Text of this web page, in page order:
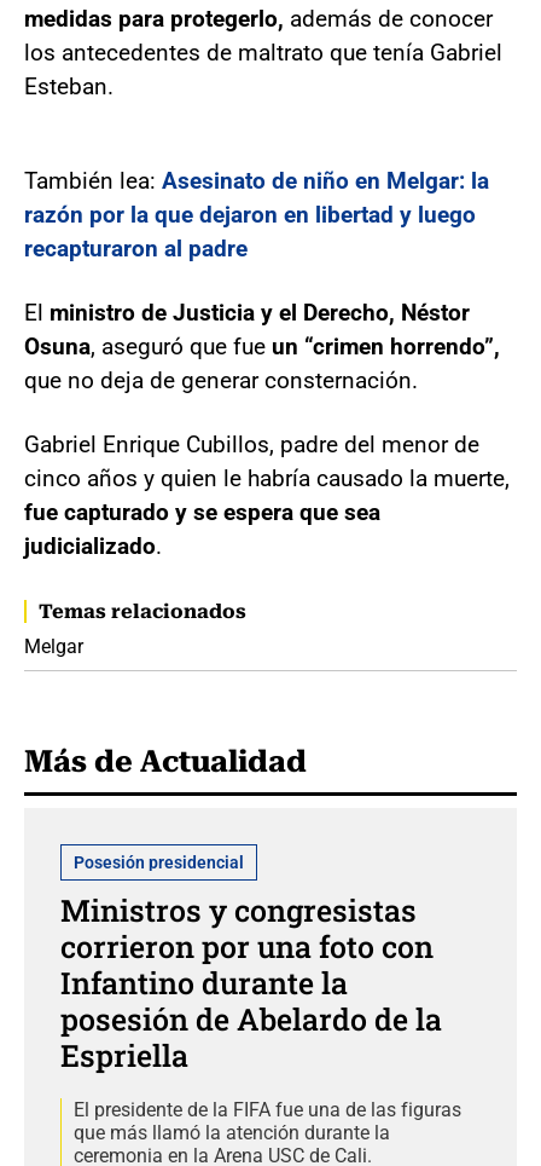
medidas para protegerlo, además de conocer
los antecedentes de maltrato que tenía Gabriel
Esteban.
También lea: Asesinato de niño en Melgar: la
razón por la que dejaron en libertad y luego
recapturaron al padre
El ministro de Justicia y el Derecho, Néstor
Osuna, aseguró que fue un “crimen horrendo”,
que no deja de generar consternación.
Gabriel Enrique Cubillos, padre del menor de
cinco años y quien le habría causado la muerte,
fue capturado y se espera que sea
judicializado.
Temas relacionados
Melgar
Más de Actualidad
Posesión presidencial
Ministros y congresistas
corrieron por una foto con
Infantino durante la
posesión de Abelardo de la
Espriella
El presidente de la FIFA fue una de las figuras
que más llamó la atención durante la
ceremonia en la Arena USC de Cali.